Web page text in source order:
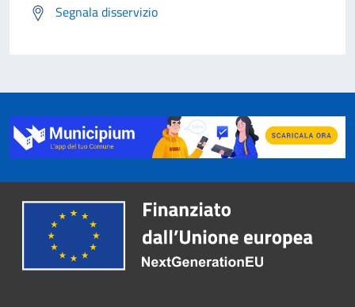
Segnala disservizio